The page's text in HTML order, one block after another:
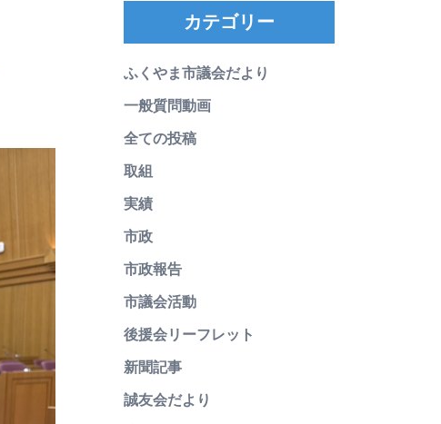
カテゴリー
ふくやま市議会だより
一般質問動画
全ての投稿
取組
実績
市政
市政報告
市議会活動
後援会リーフレット
新聞記事
誠友会だより